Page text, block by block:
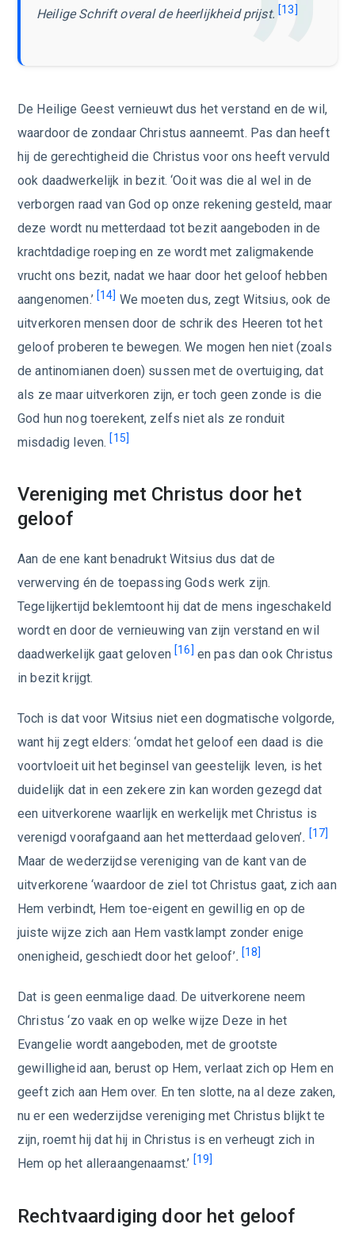
Heilige Schrift overal de heerlijkheid prijst. [13]
De Heilige Geest vernieuwt dus het verstand en de wil,
waardoor de zondaar Christus aanneemt. Pas dan heeft
hij de gerechtigheid die Christus voor ons heeft vervuld
ook daadwerkelijk in bezit. ‘Ooit was die al wel in de
verborgen raad van God op onze rekening gesteld, maar
deze wordt nu metterdaad tot bezit aangeboden in de
krachtdadige roeping en ze wordt met zaligmakende
vrucht ons bezit, nadat we haar door het geloof hebben
aangenomen.’ [14] We moeten dus, zegt Witsius, ook de
uitverkoren mensen door de schrik des Heeren tot het
geloof proberen te bewegen. We mogen hen niet (zoals
de antinomianen doen) sussen met de overtuiging, dat
als ze maar uitverkoren zijn, er toch geen zonde is die
God hun nog toerekent, zelfs niet als ze ronduit
misdadig leven.[15]
Vereniging met Christus door het
geloof
Aan de ene kant benadrukt Witsius dus dat de
verwerving én de toepassing Gods werk zijn.
Tegelijkertijd beklemtoont hij dat de mens ingeschakeld
wordt en door de vernieuwing van zijn verstand en wil
daadwerkelijk gaat geloven[16] en pas dan ook Christus
in bezit krijgt.
Toch is dat voor Witsius niet een dogmatische volgorde,
want hij zegt elders: ‘omdat het geloof een daad is die
voortvloeit uit het beginsel van geestelijk leven, is het
duidelijk dat in een zekere zin kan worden gezegd dat
een uitverkorene waarlijk en werkelijk met Christus is
verenigd voorafgaand aan het metterdaad geloven’. [17]
Maar de wederzijdse vereniging van de kant van de
uitverkorene ‘waardoor de ziel tot Christus gaat, zich aan
Hem verbindt, Hem toe-eigent en gewillig en op de
juiste wijze zich aan Hem vastklampt zonder enige
onenigheid, geschiedt door het geloof’. [18]
Dat is geen eenmalige daad. De uitverkorene neem
Christus ‘zo vaak en op welke wijze Deze in het
Evangelie wordt aangeboden, met de grootste
gewilligheid aan, berust op Hem, verlaat zich op Hem en
geeft zich aan Hem over. En ten slotte, na al deze zaken,
nu er een wederzijdse vereniging met Christus blijkt te
zijn, roemt hij dat hij in Christus is en verheugt zich in
Hem op het alleraangenaamst.’ [19]
Rechtvaardiging door het geloof